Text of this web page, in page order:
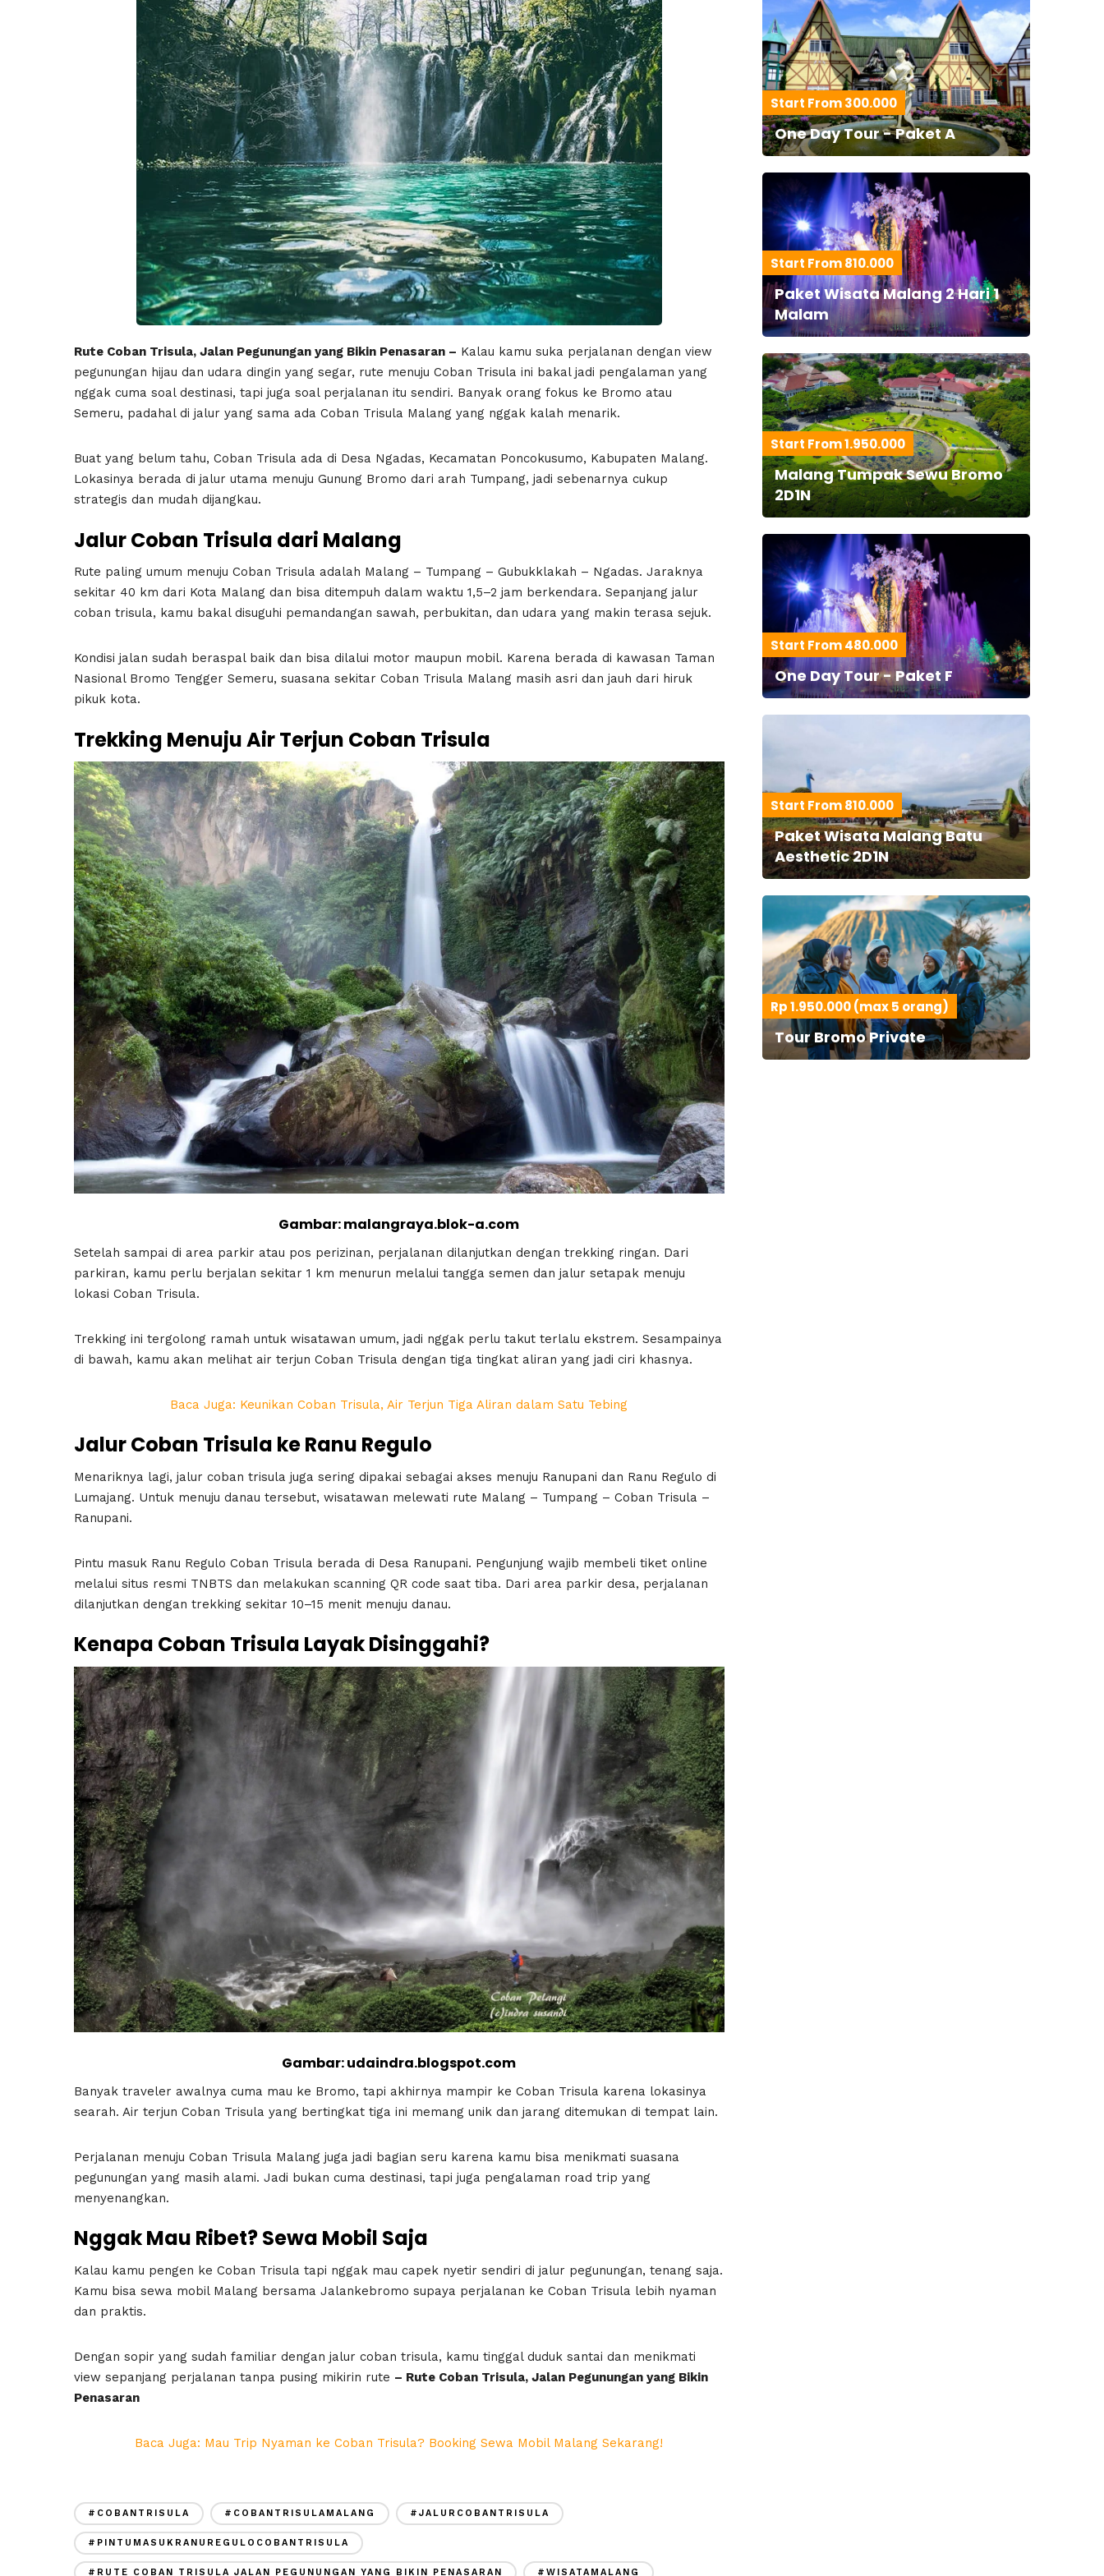
Rute Coban Trisula, Jalan Pegunungan yang Bikin Penasaran – Kalau kamu suka perjalanan dengan view
pegunungan hijau dan udara dingin yang segar, rute menuju Coban Trisula ini bakal jadi pengalaman yang
nggak cuma soal destinasi, tapi juga soal perjalanan itu sendiri. Banyak orang fokus ke Bromo atau
Semeru, padahal di jalur yang sama ada Coban Trisula Malang yang nggak kalah menarik.
Buat yang belum tahu, Coban Trisula ada di Desa Ngadas, Kecamatan Poncokusumo, Kabupaten Malang.
Lokasinya berada di jalur utama menuju Gunung Bromo dari arah Tumpang, jadi sebenarnya cukup
strategis dan mudah dijangkau.
Jalur Coban Trisula dari Malang
Rute paling umum menuju Coban Trisula adalah Malang – Tumpang – Gubukklakah – Ngadas. Jaraknya
sekitar 40 km dari Kota Malang dan bisa ditempuh dalam waktu 1,5–2 jam berkendara. Sepanjang jalur
coban trisula, kamu bakal disuguhi pemandangan sawah, perbukitan, dan udara yang makin terasa sejuk.
Kondisi jalan sudah beraspal baik dan bisa dilalui motor maupun mobil. Karena berada di kawasan Taman
Nasional Bromo Tengger Semeru, suasana sekitar Coban Trisula Malang masih asri dan jauh dari hiruk
pikuk kota.
Trekking Menuju Air Terjun Coban Trisula
Gambar: malangraya.blok-a.com
Setelah sampai di area parkir atau pos perizinan, perjalanan dilanjutkan dengan trekking ringan. Dari
parkiran, kamu perlu berjalan sekitar 1 km menurun melalui tangga semen dan jalur setapak menuju
lokasi Coban Trisula.
Trekking ini tergolong ramah untuk wisatawan umum, jadi nggak perlu takut terlalu ekstrem. Sesampainya
di bawah, kamu akan melihat air terjun Coban Trisula dengan tiga tingkat aliran yang jadi ciri khasnya.
Baca Juga: Keunikan Coban Trisula, Air Terjun Tiga Aliran dalam Satu Tebing
Jalur Coban Trisula ke Ranu Regulo
Menariknya lagi, jalur coban trisula juga sering dipakai sebagai akses menuju Ranupani dan Ranu Regulo di
Lumajang. Untuk menuju danau tersebut, wisatawan melewati rute Malang – Tumpang – Coban Trisula –
Ranupani.
Pintu masuk Ranu Regulo Coban Trisula berada di Desa Ranupani. Pengunjung wajib membeli tiket online
melalui situs resmi TNBTS dan melakukan scanning QR code saat tiba. Dari area parkir desa, perjalanan
dilanjutkan dengan trekking sekitar 10–15 menit menuju danau.
Kenapa Coban Trisula Layak Disinggahi?
Gambar: udaindra.blogspot.com
Banyak traveler awalnya cuma mau ke Bromo, tapi akhirnya mampir ke Coban Trisula karena lokasinya
searah. Air terjun Coban Trisula yang bertingkat tiga ini memang unik dan jarang ditemukan di tempat lain.
Perjalanan menuju Coban Trisula Malang juga jadi bagian seru karena kamu bisa menikmati suasana
pegunungan yang masih alami. Jadi bukan cuma destinasi, tapi juga pengalaman road trip yang
menyenangkan.
Nggak Mau Ribet? Sewa Mobil Saja
Kalau kamu pengen ke Coban Trisula tapi nggak mau capek nyetir sendiri di jalur pegunungan, tenang saja.
Kamu bisa sewa mobil Malang bersama Jalankebromo supaya perjalanan ke Coban Trisula lebih nyaman
dan praktis.
Dengan sopir yang sudah familiar dengan jalur coban trisula, kamu tinggal duduk santai dan menikmati
view sepanjang perjalanan tanpa pusing mikirin rute – Rute Coban Trisula, Jalan Pegunungan yang Bikin
Penasaran
Baca Juga: Mau Trip Nyaman ke Coban Trisula? Booking Sewa Mobil Malang Sekarang!
#COBANTRISULA #COBANTRISULAMALANG #JALURCOBANTRISULA
#PINTUMASUKRANUREGULOCOBANTRISULA
#RUTE COBAN TRISULA JALAN PEGUNUNGAN YANG BIKIN PENASARAN #WISATAMALANG
Start From 300.000
One Day Tour - Paket A
Start From 810.000
Paket Wisata Malang 2 Hari 1
Malam
Start From 1.950.000
Malang Tumpak Sewu Bromo
2D1N
Start From 480.000
One Day Tour - Paket F
Start From 810.000
Paket Wisata Malang Batu
Aesthetic 2D1N
Rp 1.950.000 (max 5 orang)
Tour Bromo Private